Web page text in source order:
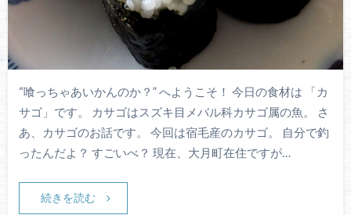
“喰っちゃあいかんのか？” へようこそ！ 今日の食材は 「カ
サゴ」です。 カサゴはスズキ目メバル科カサゴ属の魚。 さ
あ、カサゴのお話です。 今回は宿毛産のカサゴ。 自分で釣
ったんだよ？ すごいべ？ 現在、大月町在住ですが…
続きを読む